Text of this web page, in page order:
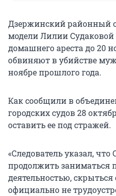
Дзержинский районный
модели Лилии Судаковой
домашнего ареста до 20
обвиняют в убийстве
ноябре прошлого года.
Как сообщили в
городских судов 28
оставить ее под стражей.
«Следователь указал,
продолжить заниматься
деятельностью, скрыться
официально не